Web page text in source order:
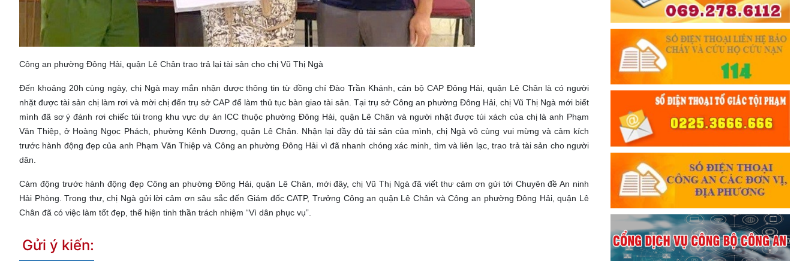
Công an phường Đông Hải, quận Lê Chân trao trả lại tài sản cho chị Vũ Thị Ngà
Đến khoảng 20h cùng ngày, chị Ngà may mắn nhận được thông tin từ đồng chí Đào Trần Khánh, cán bộ CAP Đông Hải, quận Lê Chân là có người
nhặt được tài sản chị làm rơi và mời chị đến trụ sở CAP để làm thủ tục bàn giao tài sản. Tại trụ sở Công an phường Đông Hải, chị Vũ Thị Ngà mới biết
mình đã sơ ý đánh rơi chiếc túi trong khu vực dự án ICC thuộc phường Đông Hải, quận Lê Chân và người nhặt được túi xách của chị là anh Phạm
Văn Thiệp, ở Hoàng Ngọc Phách, phường Kênh Dương, quận Lê Chân. Nhận lại đầy đủ tài sản của mình, chị Ngà vô cùng vui mừng và cảm kích
trước hành động đẹp của anh Phạm Văn Thiệp và Công an phường Đông Hải vì đã nhanh chóng xác minh, tìm và liên lạc, trao trả tài sản cho người
dân.
Cảm động trước hành động đẹp Công an phường Đông Hải, quận Lê Chân, mới đây, chị Vũ Thị Ngà đã viết thư cảm ơn gửi tới Chuyên đề An ninh
Hải Phòng. Trong thư, chị Ngà gửi lời cảm ơn sâu sắc đến Giám đốc CATP, Trưởng Công an quận Lê Chân và Công an phường Đông Hải, quận Lê
Chân đã có việc làm tốt đẹp, thể hiện tinh thần trách nhiệm “Vì dân phục vụ”.
Gửi ý kiến: